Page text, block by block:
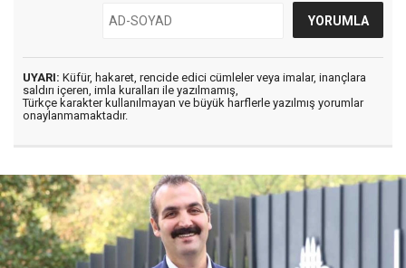
UYARI: Küfür, hakaret, rencide edici cümleler veya imalar, inançlara
saldırı içeren, imla kuralları ile yazılmamış,
Türkçe karakter kullanılmayan ve büyük harflerle yazılmış yorumlar
onaylanmamaktadır.